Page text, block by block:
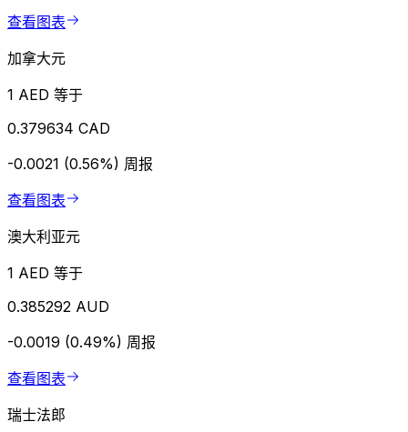
查看图表
加拿大元
1 AED 等于
0.379634 CAD
-0.0021 (0.56%) 周报
查看图表
澳大利亚元
1 AED 等于
0.385292 AUD
-0.0019 (0.49%) 周报
查看图表
瑞士法郎